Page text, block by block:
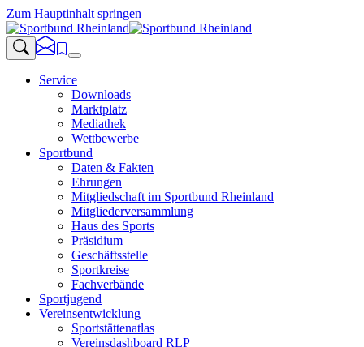
Zum Hauptinhalt springen
Service
Downloads
Marktplatz
Mediathek
Wettbewerbe
Sportbund
Daten & Fakten
Ehrungen
Mitgliedschaft im Sportbund Rheinland
Mitgliederversammlung
Haus des Sports
Präsidium
Geschäftsstelle
Sportkreise
Fachverbände
Sportjugend
Vereinsentwicklung
Sportstättenatlas
Vereinsdashboard RLP